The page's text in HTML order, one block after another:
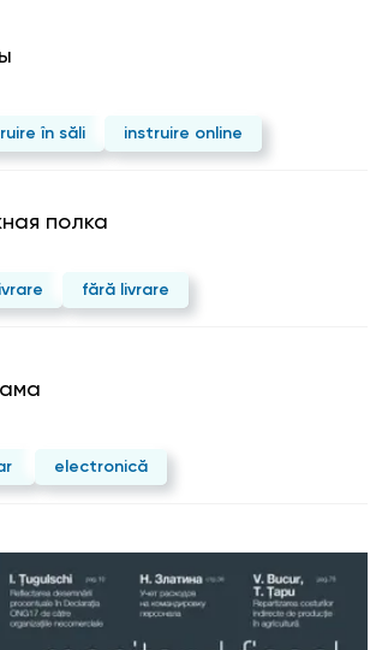
în săli instruire online
полка
fără livrare
electronică